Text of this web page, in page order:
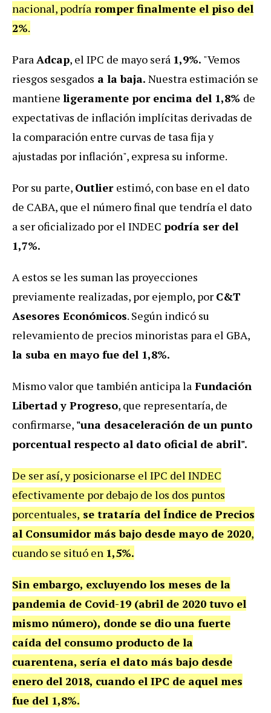
nacional, podría romper finalmente el piso del
2%.
ParaAdcap, el IPC de mayo será 1,9%. "Vemos
riesgos sesgados a la baja. Nuestra estimación se
mantiene ligeramente por encima del 1,8% de
expectativas de inflación implícitas derivadas de
la comparación entre curvas de tasa fija y
ajustadas por inflación", expresa su informe.
Por su parte, Outlier estimó, con base en el dato
de CABA, que el número final que tendría el dato
a ser oficializado por el INDEC podría ser del
1,7%.
A estos se les suman las proyecciones
previamente realizadas, por ejemplo, por C&T
Asesores Económicos. Según indicó su
relevamiento de precios minoristas para el GBA,
la suba en mayo fue del 1,8%.
Mismo valor que también anticipa la Fundación
Libertad y Progreso, que representaría, de
confirmarse, "una desaceleración de un punto
porcentual respecto al dato oficial de abril".
De ser así, y posicionarse el IPC del INDEC
efectivamente por debajo de los dos puntos
porcentuales, se trataría del Índice de Precios
al Consumidor más bajo desde mayo de 2020,
cuando se situó en 1,5%.
Sin embargo, excluyendo los meses de la
pandemia de Covid-19 (abril de 2020 tuvo el
mismo número), donde se dio una fuerte
caída del consumo producto de la
cuarentena, sería el dato más bajo desde
enero del 2018, cuando el IPC de aquel mes
fue del 1,8%.